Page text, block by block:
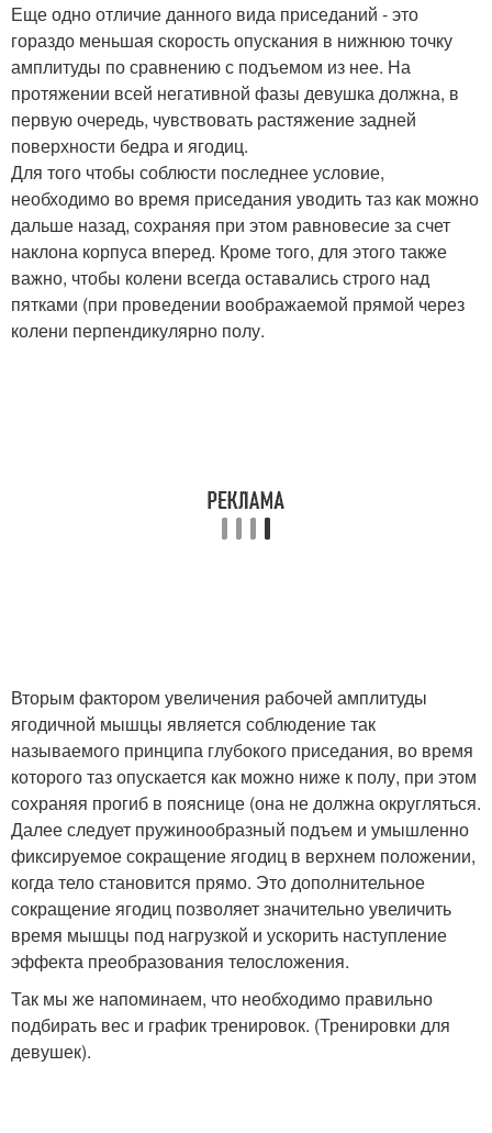
Еще одно отличие данного вида приседаний - это
гораздо меньшая скорость опускания в нижнюю точку
амплитуды по сравнению с подъемом из нее. На
протяжении всей негативной фазы девушка должна, в
первую очередь, чувствовать растяжение задней
поверхности бедра и ягодиц.
Для того чтобы соблюсти последнее условие,
необходимо во время приседания уводить таз как можно
дальше назад, сохраняя при этом равновесие за счет
наклона корпуса вперед. Кроме того, для этого также
важно, чтобы колени всегда оставались строго над
пятками (при проведении воображаемой прямой через
колени перпендикулярно полу.
Вторым фактором увеличения рабочей амплитуды
ягодичной мышцы является соблюдение так
называемого принципа глубокого приседания, во время
которого таз опускается как можно ниже к полу, при этом
сохраняя прогиб в пояснице (она не должна округляться.
Далее следует пружинообразный подъем и умышленно
фиксируемое сокращение ягодиц в верхнем положении,
когда тело становится прямо. Это дополнительное
сокращение ягодиц позволяет значительно увеличить
время мышцы под нагрузкой и ускорить наступление
эффекта преобразования телосложения.
Так мы же напоминаем, что необходимо правильно
подбирать вес и график тренировок. (Тренировки для
девушек).